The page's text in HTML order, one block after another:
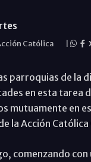
Católica
parroquias de la
en esta tarea
mutuamente
la Acción
comenzando